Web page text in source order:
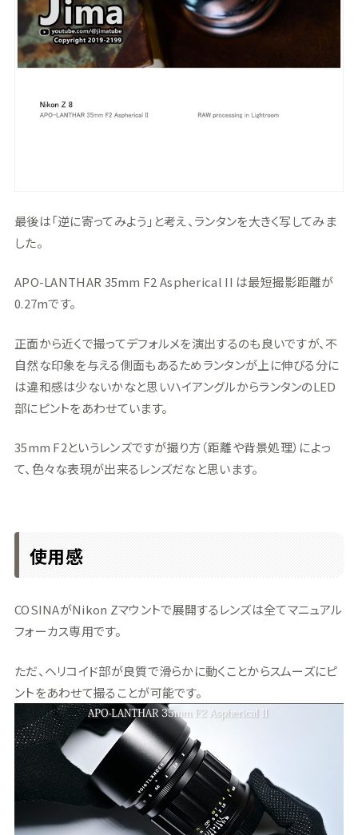
最後は「逆に寄ってみよう」と考え、ランタンを大きく写してみま
した。
APO-LANTHAR 35mm F2 Aspherical II は最短撮影距離が
0.27mです。
正面から近くで撮ってデフォルメを演出するのも良いですが、不
自然な印象を与える側面もあるためランタンが上に伸びる分に
は違和感は少ないかなと思いハイアングルからランタンのLED
部にピントをあわせています。
35mm F2というレンズですが撮り方（距離や背景処理）によっ
て、色々な表現が出来るレンズだなと思います。
使用感
COSINAがNikon Zマウントで展開するレンズは全てマニュアル
フォーカス専用です。
ただ、ヘリコイド部が良質で滑らかに動くことからスムーズにピ
ントをあわせて撮ることが可能です。